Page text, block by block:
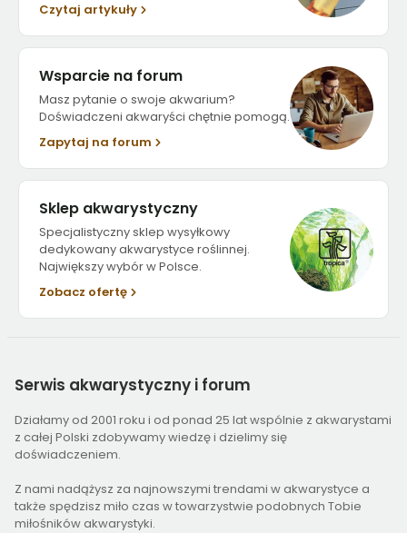
Czytaj artykuły
Wsparcie na forum
Masz pytanie o swoje akwarium?
Doświadczeni akwaryści chętnie pomogą.
Zapytaj na forum
Sklep akwarystyczny
Specjalistyczny sklep wysyłkowy
dedykowany akwarystyce roślinnej.
Największy wybór w Polsce.
Zobacz ofertę
Serwis akwarystyczny i forum
Działamy od 2001 roku i od ponad 25 lat wspólnie z akwarystami
z całej Polski zdobywamy wiedzę i dzielimy się
doświadczeniem.
Z nami nadążysz za najnowszymi trendami w akwarystyce a
także spędzisz miło czas w towarzystwie podobnych Tobie
miłośników akwarystyki.